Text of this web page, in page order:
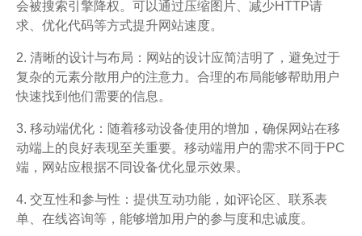
会被搜索引擎降权。可以通过压缩图片、减少HTTP请
求、优化代码等方式提升网站速度。
2. 清晰的设计与布局：网站的设计应简洁明了，避免过于
复杂的元素分散用户的注意力。合理的布局能够帮助用户
快速找到他们需要的信息。
3. 移动端优化：随着移动设备使用的增加，确保网站在移
动端上的良好表现至关重要。移动端用户的需求不同于PC
端，网站应根据不同设备优化显示效果。
4. 交互性和参与性：提供互动功能，如评论区、联系表
单、在线咨询等，能够增加用户的参与度和忠诚度。